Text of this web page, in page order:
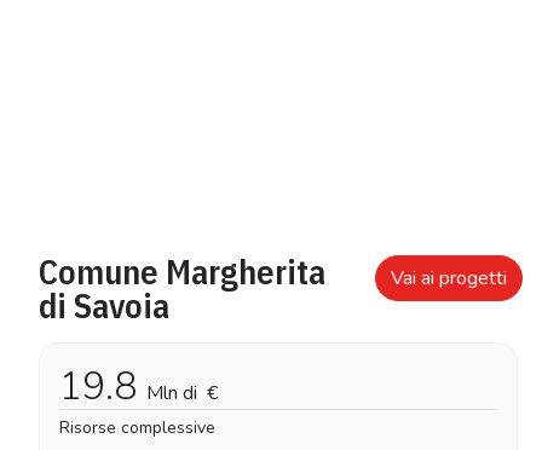
Comune Margherita
di Savoia
Vai ai progetti
19.8 Mln di €
Risorse complessive